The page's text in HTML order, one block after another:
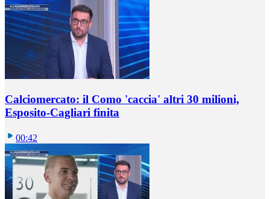
Calciomercato: il Como 'caccia' altri 30 milioni,
Esposito-Cagliari finita
00:42